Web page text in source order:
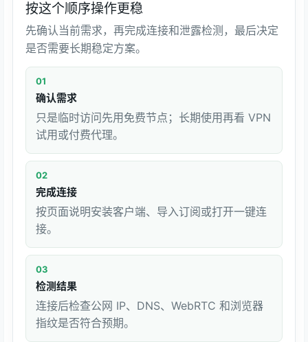
按这个顺序操作更稳
先确认当前需求，再完成连接和泄露检测，最后决定
是否需要长期稳定方案。
01
确认需求
只是临时访问先用免费节点；长期使用再看 VPN
试用或付费代理。
02
完成连接
按页面说明安装客户端、导入订阅或打开一键连
接。
03
检测结果
连接后检查公网 IP、DNS、WebRTC 和浏览器
指纹是否符合预期。